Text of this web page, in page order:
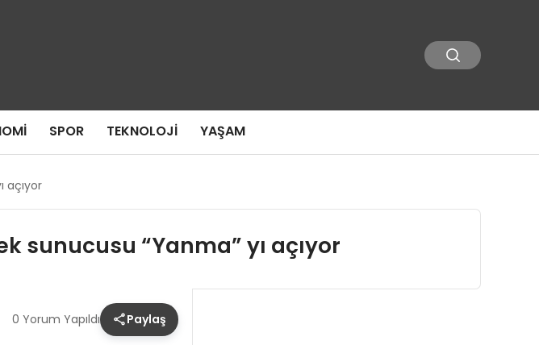
SPOR TEKNOLOJI YAŞAM
açıyor
sunucusu “Yanma” yı açıyor
0 Yorum Yapıldı Paylaş